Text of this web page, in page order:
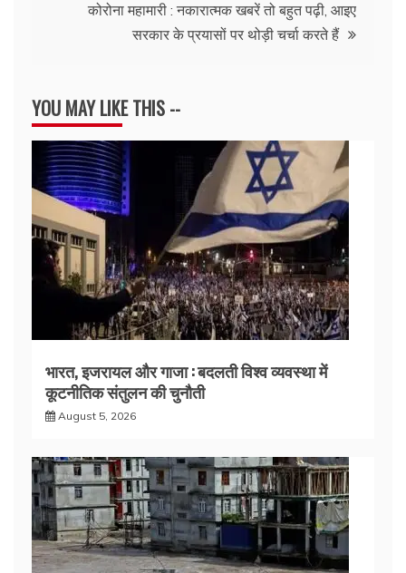
कोरोना महामारी : नकारात्मक खबरें तो बहुत पढ़ी, आइए
सरकार के प्रयासों पर थोड़ी चर्चा करते हैं
YOU MAY LIKE THIS --
भारत, इजरायल और गाजा : बदलती विश्व व्यवस्था में
कूटनीतिक संतुलन की चुनौती
August 5, 2026